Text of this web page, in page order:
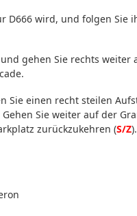
D666 wird, und folgen Sie
gehen Sie rechts
Sie einen recht steilen
Sie weiter auf der
zurückzukehren (S/Z).